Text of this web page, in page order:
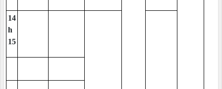
14
h
15